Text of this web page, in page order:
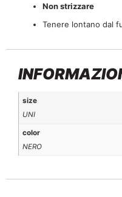
Non strizzare
Tenere lontano dal
size
UNI
color
NERO